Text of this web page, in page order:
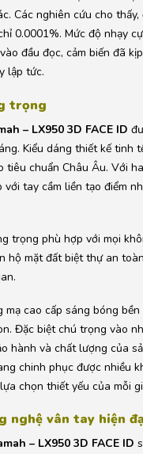
Các nghiên cứu cho
0.0001%. Mức độ nhạy
đầu đọc, cảm biến đã
lập tức.
trọng
– LX950 3D FACE ID
Kiểu dáng thiết kế tinh
tiêu chuẩn Châu Âu. Với
tay cầm liền tạo điểm
trọng phù hợp với mọi
hộ mặt đất biệt thự an
mạ cao cấp sáng bóng bền
Đặc biệt chú trọng vào
hành và chất lượng của
chinh phục được nhiều
chọn thiết yếu của mỗi
nghệ vân tay hiện
– LX950 3D FACE ID